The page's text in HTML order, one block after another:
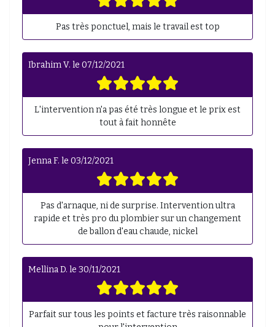
Pas très ponctuel, mais le travail est top
Ibrahim V. le 07/12/2021
L'intervention n'a pas été très longue et le prix est
tout à fait honnête
Jenna F. le 03/12/2021
Pas d'arnaque, ni de surprise. Intervention ultra
rapide et très pro du plombier sur un changement
de ballon d'eau chaude, nickel
Mellina D. le 30/11/2021
Parfait sur tous les points et facture très raisonnable